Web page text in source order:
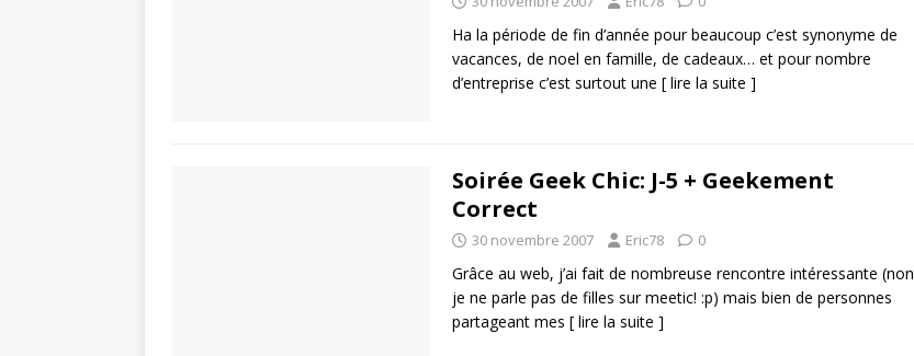
Ha la période de fin d’année pour beaucoup c’est synonyme de
vacances, de noel en famille, de cadeaux… et pour nombre
d’entreprise c’est surtout une [ lire la suite ]
Soirée Geek Chic: J-5 + Geekement
Correct
30 novembre 2007 Eric78 0
Grâce au web, j’ai fait de nombreuse rencontre intéressante (non
je ne parle pas de filles sur meetic! :p) mais bien de personnes
partageant mes [ lire la suite ]